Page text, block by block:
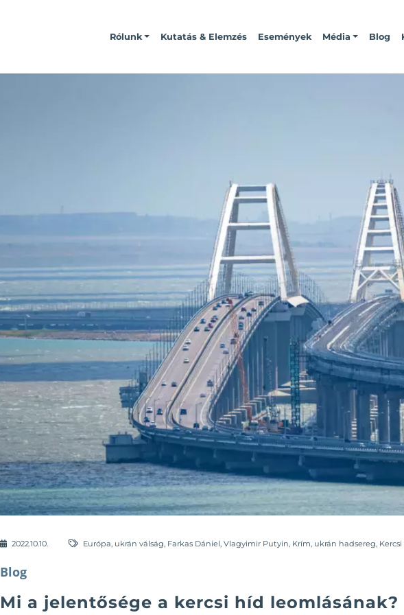
Rólunk Kutatás & Elemzés Események Média Blog
2022.10.10. Európa ukrán válság Farkas Dániel Vlagyimir Putyin Krím ukrán hadsereg
Blog
Mi a jelentősége a kercsi híd leomlásának?